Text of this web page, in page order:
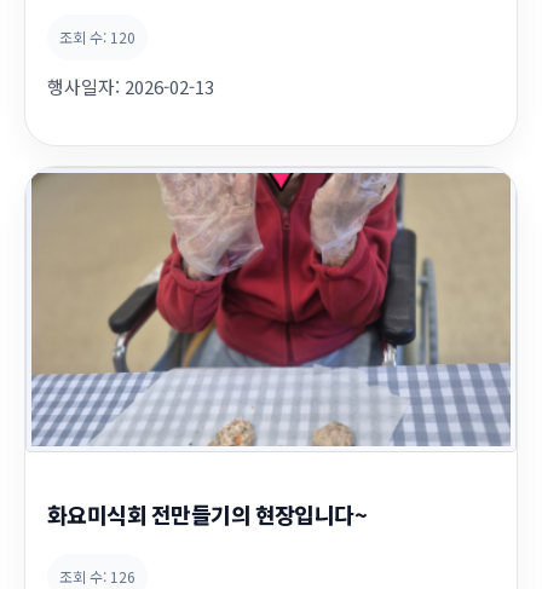
조회 수: 120
행사일자: 2026-02-13
화요미식회 전만들기의 현장입니다~
조회 수: 126